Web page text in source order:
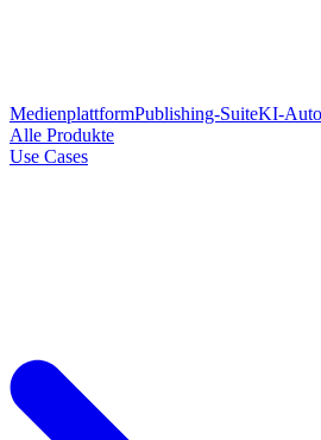
MedienplattformPublishing-SuiteKI-
Alle Produkte
Use Cases